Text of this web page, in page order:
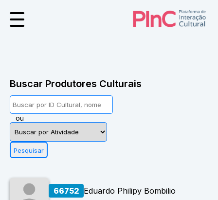
Buscar Produtores Culturais
ou
Pesquisar
66752 Eduardo Philipy Bombilio